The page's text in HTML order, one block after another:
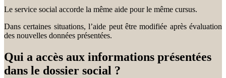
Le service social accorde la même aide pour le même cursus.
Dans certaines situations, l’aide peut être modifiée après évaluation
des nouvelles données présentées.
Qui a accès aux informations présentées
dans le dossier social ?